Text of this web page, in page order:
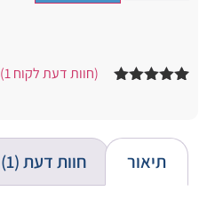
דירוגים של
לקוחות
(חוות דעת לקוח1
)
תיאור חוות דעת (1)